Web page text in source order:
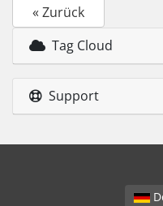
« Zurück
Tag Cloud
Support